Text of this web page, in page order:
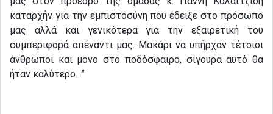
καταρχήν για την εμπιστοσύνη που έδειξε στο πρόσωπο
μας αλλά και γενικότερα για την εξαιρετική του
συμπεριφορά απέναντι μας. Μακάρι να υπήρχαν τέτοιοι
άνθρωποι και μόνο στο ποδόσφαιρο, σίγουρα αυτό θα
ήταν καλύτερο…”